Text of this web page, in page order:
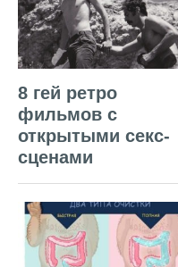
8 гей ретро
фильмов с
открытыми секс-
сценами